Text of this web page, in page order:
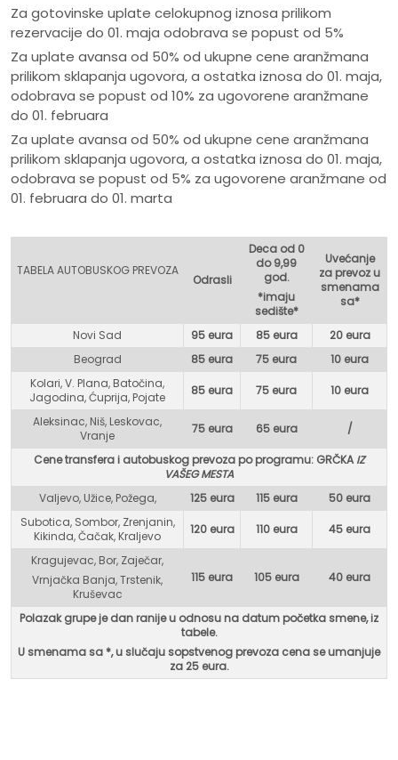
Za gotovinske uplate celokupnog iznosa prilikom
rezervacije do 01. maja odobrava se popust od 5%
Za uplate avansa od 50% od ukupne cene aranžmana
prilikom sklapanja ugovora, a ostatka iznosa do 01. maja,
odobrava se popust od 10% za ugovorene aranžmane
do 01. februara
Za uplate avansa od 50% od ukupne cene aranžmana
prilikom sklapanja ugovora, a ostatka iznosa do 01. maja,
odobrava se popust od 5% za ugovorene aranžmane od
01. februara do 01. marta
TABELA AUTOBUSKOG PREVOZA
Odrasli
Deca od 0
do 9,99
god.
*imaju
sedište*
Uvećanje
za prevoz u
smenama
sa*
Novi Sad 95 eura 85 eura
20 eura
Beograd
85 eura 75 eura
10 eura
Kolari, V. Plana, Batočina,
Jagodina, Ćuprija, Pojate
85 eura 75 eura 10 eura
Aleksinac, Niš, Leskovac,
Vranje
75 eura 65 eura /
Cene transfera i autobuskog prevoza po programu: GRČKA IZ
VAŠEG MESTA
Valjevo, Užice, Požega,
125 eura 115 eura
50 eura
Subotica, Sombor, Zrenjanin,
Kikinda, Čačak, Kraljevo
120 eura 110 eura 45 eura
Kragujevac, Bor, Zaječar,
Vrnjačka Banja, Trstenik,
Kruševac
115 eura 105 eura 40 eura
Polazak grupe je dan ranije u odnosu na datum početka smene, iz
tabele.
U smenama sa *, uslučaju sopstvenog prevoza cena se umanjuje
za 25 eura.